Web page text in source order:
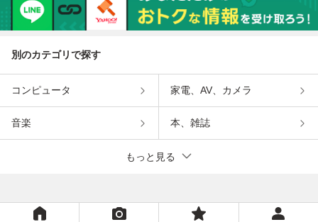
別のカテゴリで探す
コンピュータ 家電、AV、カメラ
音楽 本、雑誌
もっと見る